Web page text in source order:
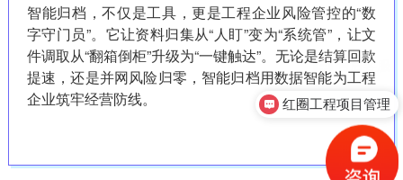
智能归档，不仅是工具，更是工程企业风险管控的“数
字守门员”。它让资料归集从“人盯”变为“系统管”，让文
件调取从“翻箱倒柜”升级为“一键触达”。无论是结算回款
提速，还是并网风险归零，智能归档用数据智能为工程
企业筑牢经营防线。
红圈工程项目管理